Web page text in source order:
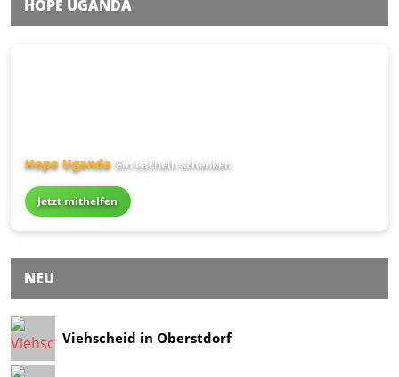
HOPE UGANDA
Hope Uganda Ein Lächeln schenken
Jetzt mithelfen
NEU
Viehscheid in Oberstdorf